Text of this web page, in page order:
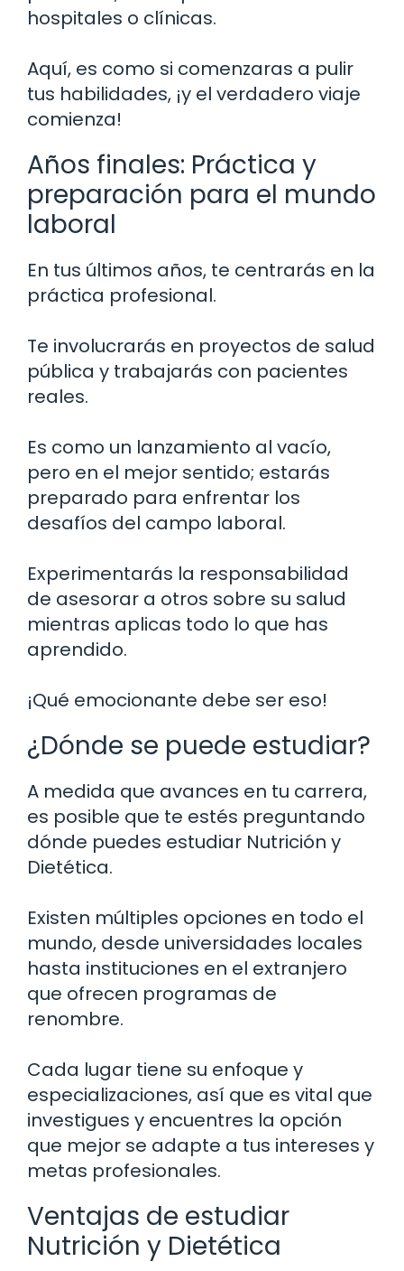
hospitales o clínicas.
Aquí, es como si comenzaras a pulir
tus habilidades, ¡y el verdadero viaje
comienza!
Años finales: Práctica y
preparación para el mundo
laboral
En tus últimos años, te centrarás en la
práctica profesional.
Te involucrarás en proyectos de salud
pública y trabajarás con pacientes
reales.
Es como un lanzamiento al vacío,
pero en el mejor sentido; estarás
preparado para enfrentar los
desafíos del campo laboral.
Experimentarás la responsabilidad
de asesorar a otros sobre su salud
mientras aplicas todo lo que has
aprendido.
¡Qué emocionante debe ser eso!
¿Dónde se puede estudiar?
A medida que avances en tu carrera,
es posible que te estés preguntando
dónde puedes estudiar Nutrición y
Dietética.
Existen múltiples opciones en todo el
mundo, desde universidades locales
hasta instituciones en el extranjero
que ofrecen programas de
renombre.
Cada lugar tiene su enfoque y
especializaciones, así que es vital que
investigues y encuentres la opción
que mejor se adapte a tus intereses y
metas profesionales.
Ventajas de estudiar
Nutrición y Dietética